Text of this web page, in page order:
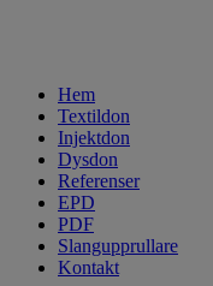
Hem
Textildon
Injektdon
Dysdon
Referenser
EPD
PDF
Slangupprullare
Kontakt